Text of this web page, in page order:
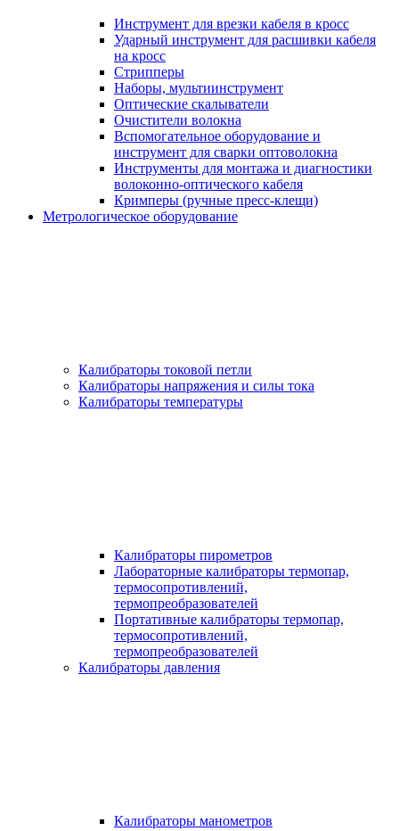
Инструмент для врезки кабеля в кросс
Ударный инструмент для расшивки кабеля
на кросс
Стрипперы
Наборы, мультиинструмент
Оптические скалыватели
Очистители волокна
Вспомогательное оборудование и
инструмент для сварки оптоволокна
Инструменты для монтажа и диагностики
волоконно-оптического кабеля
Кримперы (ручные пресс-клещи)
Метрологическое оборудование
Калибраторы токовой петли
Калибраторы напряжения и силы тока
Калибраторы температуры
Калибраторы пирометров
Лабораторные калибраторы термопар,
термосопротивлений,
термопреобразователей
Портативные калибраторы термопар,
термосопротивлений,
термопреобразователей
Калибраторы давления
Калибраторы манометров